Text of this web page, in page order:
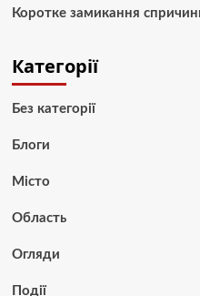
Коротке замикання
Категорії
Без категорії
Блоги
Місто
Область
Огляди
Події